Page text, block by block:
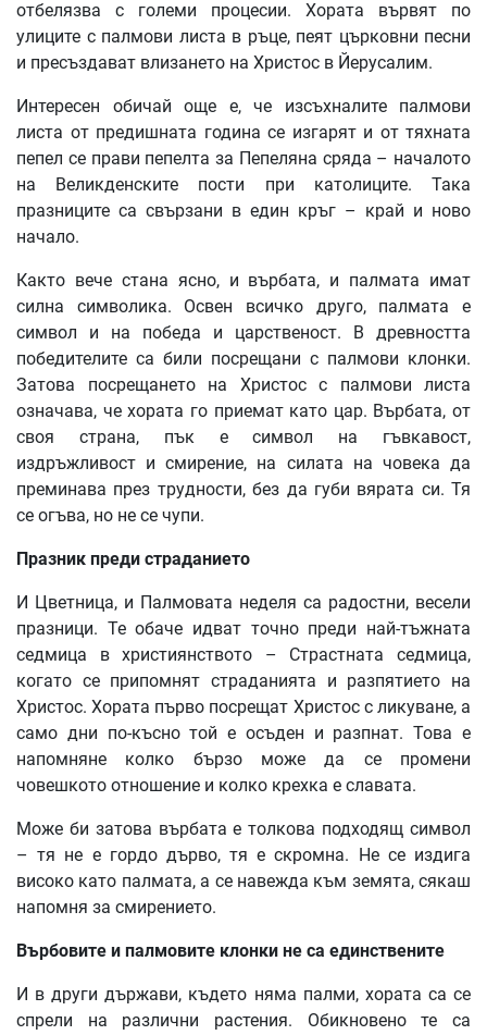
отбелязва с големи процесии. Хората вървят по
улиците с палмови листа в ръце, пеят църковни песни
и пресъздават влизането на Христос в Йерусалим.
Интересен обичай още е, че изсъхналите палмови
листа от предишната година се изгарят и от тяхната
пепел се прави пепелта за Пепеляна сряда – началото
на Великденските пости при католиците. Така
празниците са свързани в един кръг – край и ново
начало.
Както вече стана ясно, и върбата, и палмата имат
силна символика. Освен всичко друго, палмата е
символ и на победа и царственост. В древността
победителите са били посрещани с палмови клонки.
Затова посрещането на Христос с палмови листа
означава, че хората го приемат като цар. Върбата, от
своя страна, пък е символ на гъвкавост,
издръжливост и смирение, на силата на човека да
преминава през трудности, без да губи вярата си. Тя
се огъва, но не се чупи.
Празник преди страданието
И Цветница, и Палмовата неделя са радостни, весели
празници. Те обаче идват точно преди най-тъжната
седмица в християнството – Страстната седмица,
когато се припомнят страданията и разпятието на
Христос. Хората първо посрещат Христос с ликуване, а
само дни по-късно той е осъден и разпнат. Това е
напомняне колко бързо може да се промени
човешкото отношение и колко крехка е славата.
Може би затова върбата е толкова подходящ символ
– тя не е гордо дърво, тя е скромна. Не се издига
високо като палмата, а се навежда към земята, сякаш
напомня за смирението.
Върбовите и палмовите клонки не са единствените
И в други държави, където няма палми, хората са се
спрели на различни растения. Обикновено те са